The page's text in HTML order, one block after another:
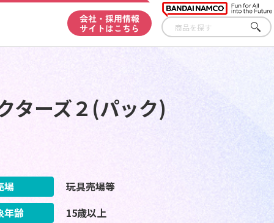
会社・採用情報
サイトはこちら
さが
す
ターズ２(パック)
場
玩具売場等
年齢
15歳以上